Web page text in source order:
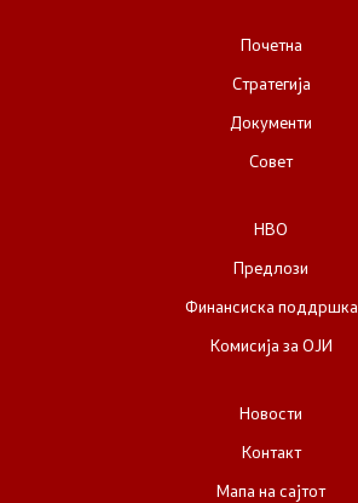
Почетна
Стратегија
Документи
Совет
НВО
Предлози
Финансиска поддршка
Комисија за ОЈИ
Новости
Контакт
Мапа на сајтот